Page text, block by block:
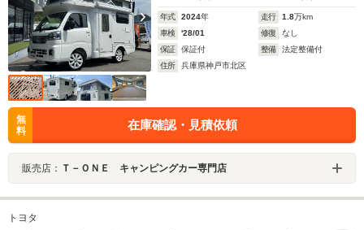
年式 2024年 走行 1.8万km
車検
'28/01 修復
なし
保証
保証付 整備
法定整備付
住所
兵庫県神戸市北区
無
料
在庫確認・見積依頼
販売店： Ｔ－ＯＮＥ キャンピングカー専門店
トヨタ